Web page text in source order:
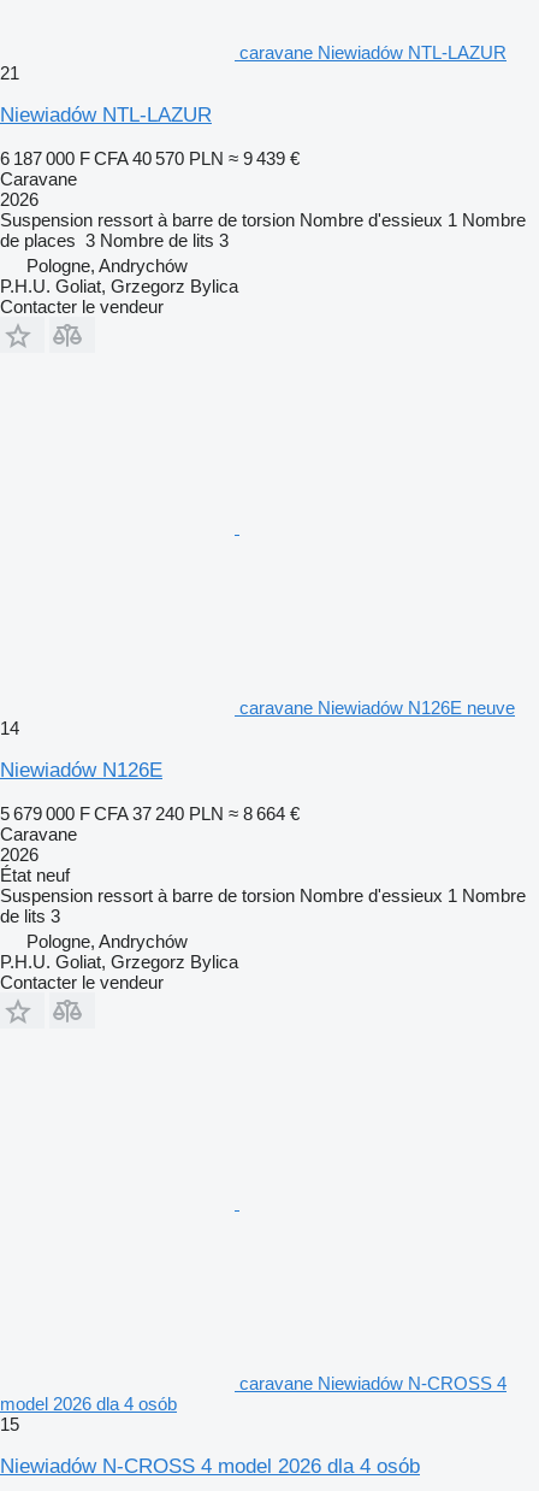
caravane Niewiadów NTL-LAZUR
21
Niewiadów NTL-LAZUR
6 187 000 F CFA 40 570 PLN ≈ 9 439 €
Caravane
2026
Suspension ressort à barre de torsion Nombre d'essieux 1 Nombre
de places 3 Nombre de lits 3
Pologne, Andrychów
P.H.U. Goliat, Grzegorz Bylica
Contacter le vendeur
caravane Niewiadów N126E neuve
14
Niewiadów N126E
5 679 000 F CFA 37 240 PLN ≈ 8 664 €
Caravane
2026
État neuf
Suspension ressort à barre de torsion Nombre d'essieux 1 Nombre
de lits 3
Pologne, Andrychów
P.H.U. Goliat, Grzegorz Bylica
Contacter le vendeur
caravane Niewiadów N-CROSS 4
model 2026 dla 4 osób
15
Niewiadów N-CROSS 4 model 2026 dla 4 osób